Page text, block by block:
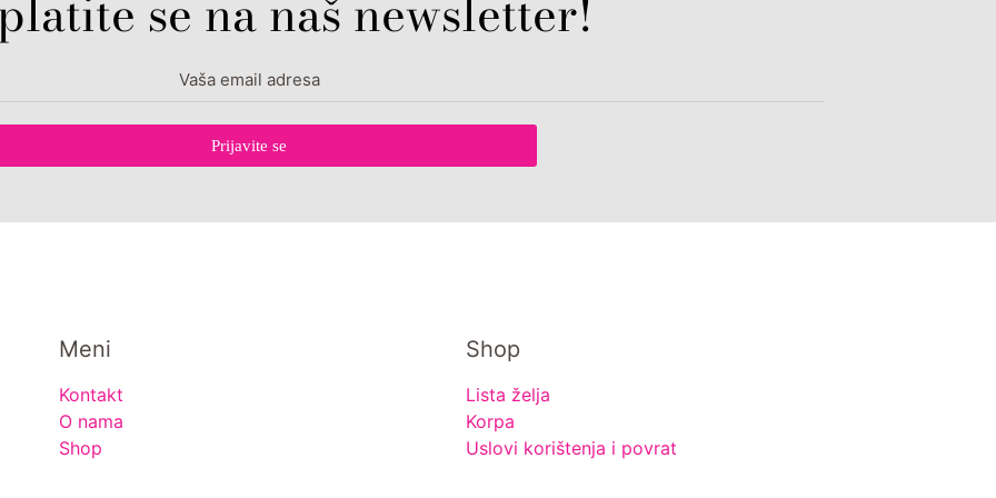
se na naš newsletter!
Prijavite se
Meni
Kontakt
O nama
Shop
Shop
Lista želja
Korpa
Uslovi korištenja i povrat